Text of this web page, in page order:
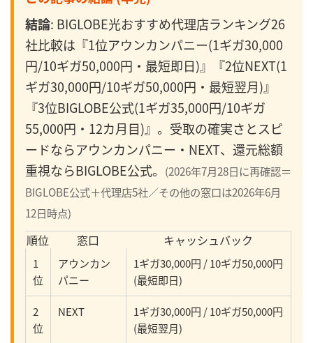
結論: BIGLOBE光おすすめ代理店ランキング26
社比較は『1位アウンカンパニー(1ギガ30,000
円/10ギガ50,000円・最短即日)』『2位NEXT(1
ギガ30,000円/10ギガ50,000円・最短翌月)』
『3位BIGLOBE公式(1ギガ35,000円/10ギガ
55,000円・12カ月目)』。受取の確実さとスピ
ードならアウンカンパニー・NEXT、還元総額
重視ならBIGLOBE公式。 (2026年7月28日に再確認＝
BIGLOBE公式＋代理店5社／その他の窓口は2026年6月
12日時点)
順位 窓口 キャッシュバック
1
位
アウンカン
パニー
1ギガ30,000円 / 10ギガ50,000円
(最短即日)
2
位
NEXT
1ギガ30,000円 / 10ギガ50,000円
(最短翌月)